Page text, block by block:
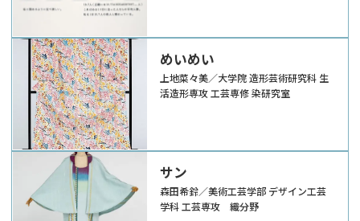
めいめい
上地菜々美／大学院 造形芸術研究科 生
活造形専攻 工芸専修 染研究室
サン
森田希鈴／美術工芸学部 デザイン工芸
学科 工芸専攻 織分野